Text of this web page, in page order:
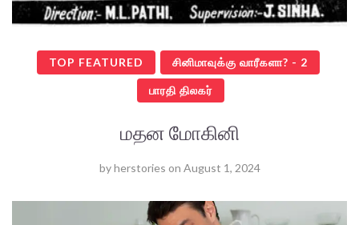
TOP FEATURED சினிமாவுக்கு வாரீகளா? - 2
பாரதி திலகர்
மதன மோகினி
byherstories on August 1, 2024